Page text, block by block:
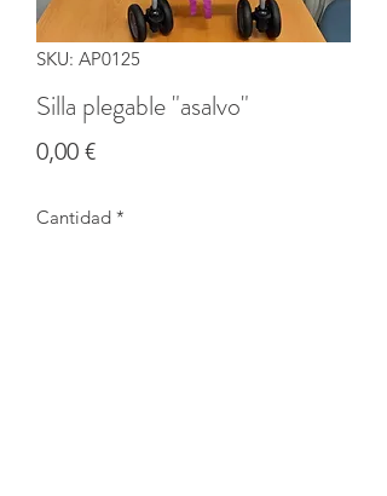
SKU: AP0125
Silla plegable "asalvo"
0,00 €Precio
Cantidad *